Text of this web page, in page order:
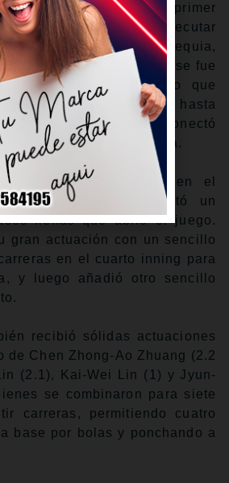
en base y un out en el primer
mantuvo la presión al ejecutar
robo. El receptor de Chequia,
un tiro errático que se fue
base, permitiendo que
que Fairchild avanzara hasta
bateador, Yu Chang, conectó
de una segunda carrera.
China Taipéi llegó en el
Fairchild conectó un
llenas que abrió el juego.
gran actuación con un sencillo
en el cuarto inning para
y luego añadió otro sencillo
recibió sólidas actuaciones
de Chen Zhong-Ao Zhuang (2.2
(2.1), Kai-Wei Lin (1) y Jyun-
se combinaron para siete
carreras, permitiendo cuatro
base por bolas y ponchando a